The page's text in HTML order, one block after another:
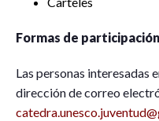
Formas de participación
Las personas interesadas
dirección de correo